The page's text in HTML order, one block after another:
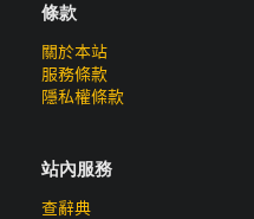
條款
關於本站
服務條款
隱私權條款
站內服務
查辭典